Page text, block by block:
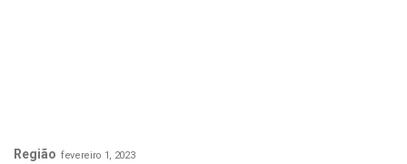
Região fevereiro 1, 2023